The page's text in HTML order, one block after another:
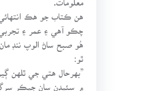
هن ڪتاب جو هڪ
چڪو آهي ۽ عمر ۽
هُو صبح ساڻ الوپ ننڊ
”بهرحال هتي جي ٿلهن
۾ سئيڊن سان جيڪر